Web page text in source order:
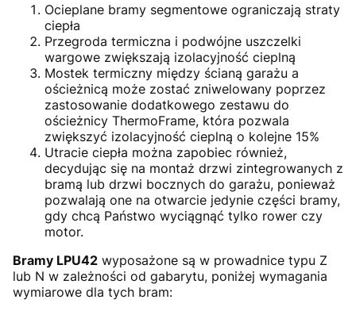
Ocieplane bramy segmentowe ograniczają straty
ciepła
Przegroda termiczna i podwójne uszczelki
wargowe zwiększają izolacyjność cieplną
Mostek termiczny między ścianą garażu a
ościeżnicą może zostać zniwelowany poprzez
zastosowanie dodatkowego zestawu do
ościeżnicy ThermoFrame, która pozwala
zwiększyć izolacyjność cieplną o kolejne 15%
Utracie ciepła można zapobiec również,
decydując się na montaż drzwi zintegrowanych z
bramą lub drzwi bocznych do garażu, ponieważ
pozwalają one na otwarcie jedynie części bramy,
gdy chcą Państwo wyciągnąć tylko rower czy
motor.
Bramy LPU42 wyposażone są w prowadnice typu Z
lub N w zależności od gabarytu, poniżej wymagania
wymiarowe dla tych bram: